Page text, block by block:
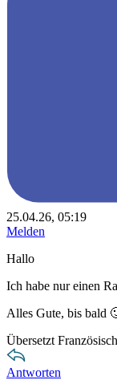
25.04.26, 05:19
Melden
Hallo
Ich habe nur einen
Alles Gute, bis bald
Übersetzt Französisch
Antworten